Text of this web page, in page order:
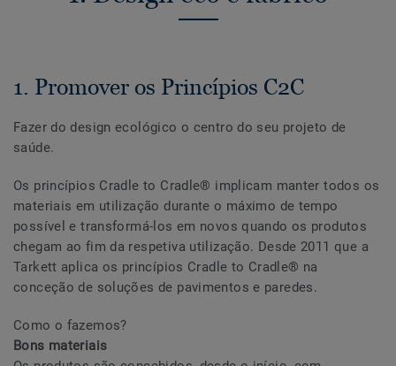
1. Promover os Princípios C2C
Fazer do design ecológico o centro do seu projeto de
saúde.
Os princípios Cradle to Cradle® implicam manter todos os
materiais em utilização durante o máximo de tempo
possível e transformá-los em novos quando os produtos
chegam ao fim da respetiva utilização. Desde 2011 que a
Tarkett aplica os princípios Cradle to Cradle® na
conceção de soluções de pavimentos e paredes.
Como o fazemos?
Bons materiais